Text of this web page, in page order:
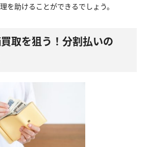
を助けることができるでしょう。
取を狙う！分割払いの